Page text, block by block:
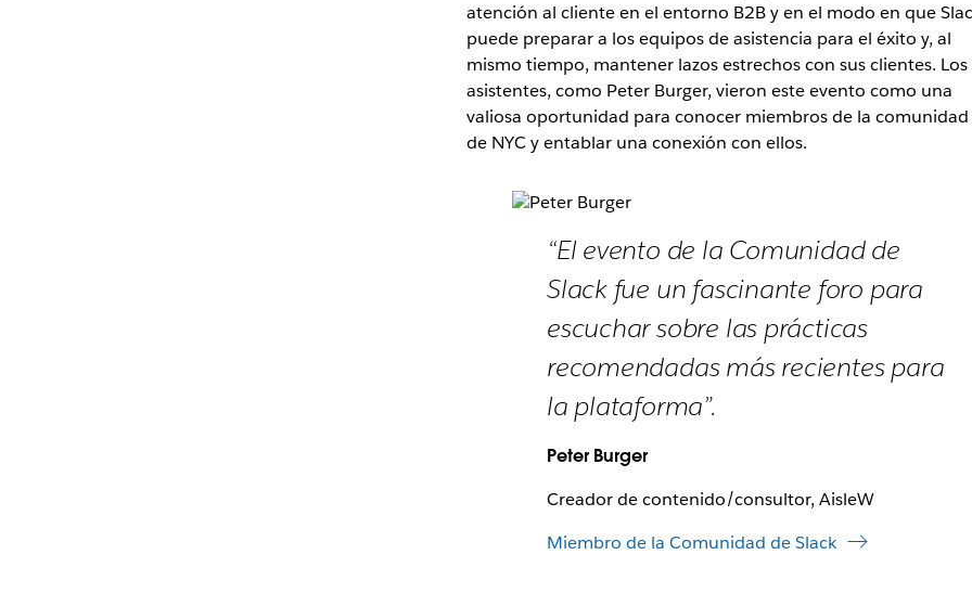
atención al cliente en el entorno B2B y en el modo en que
puede preparar a los equipos de asistencia para el éxito y, al
mismo tiempo, mantener lazos estrechos con sus clientes. Los
asistentes, como Peter Burger, vieron este evento como una
valiosa oportunidad para conocer miembros de la comunidad
de NYC y entablar una conexión con ellos.
“El evento de la Comunidad de
Slack fue un fascinante foro para
escuchar sobre las prácticas
recomendadas más recientes para
la plataforma”.
Peter Burger
Creador de contenido/consultor, AisleW
Miembro de la Comunidad de Slack